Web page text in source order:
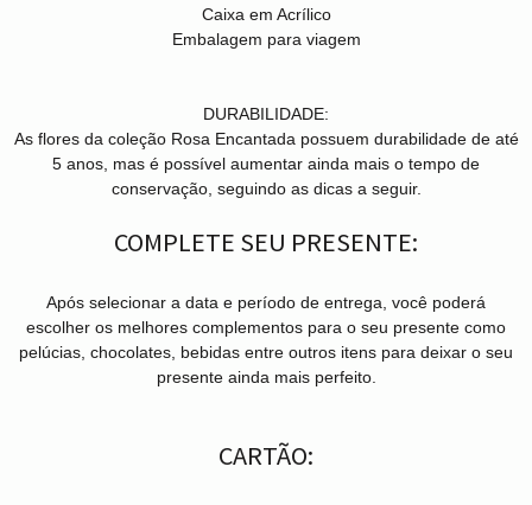
Caixa em Acrílico
Embalagem para viagem
DURABILIDADE:
As flores da coleção Rosa Encantada possuem durabilidade de até
5 anos, mas é possível aumentar ainda mais o tempo de
conservação, seguindo as dicas a seguir.
COMPLETE SEU PRESENTE:
Após selecionar a data e período de entrega, você poder
escolher os melhores complementos para o seu presente como
pelúcias, chocolates, bebidas entre outros itens para deixar o seu
presente ainda mais perfeito.
CARTÃO: